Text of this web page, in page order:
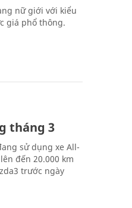
nữ giới với kiểu
giá phổ thông.
tháng 3
sử dụng xe All-
đến 20.000 km
trước ngày